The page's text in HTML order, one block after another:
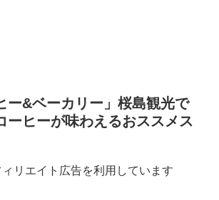
ー&ベーカリー」桜島観光で
ーヒーが味わえるおススメス
リエイト広告を利用しています